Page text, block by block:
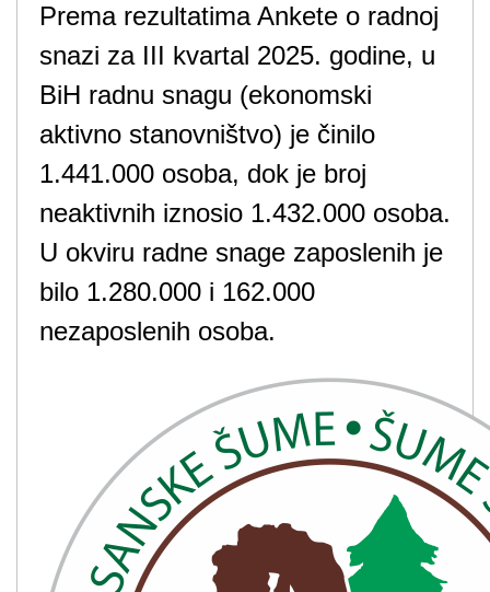
Prema rezultatima Ankete o radnoj
snazi za III kvartal 2025. godine, u
BiH radnu snagu (ekonomski
aktivno stanovništvo) je činilo
1.441.000 osoba, dok je broj
neaktivnih iznosio 1.432.000 osoba.
U okviru radne snage zaposlenih je
bilo 1.280.000 i 162.000
nezaposlenih osoba.